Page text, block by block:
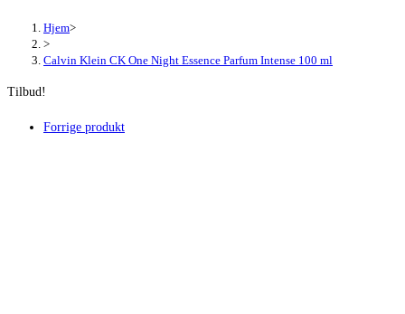
Hjem>
>
Calvin Klein CK One Night Essence Parfum Intense 100 ml
Tilbud!
Forrige produkt